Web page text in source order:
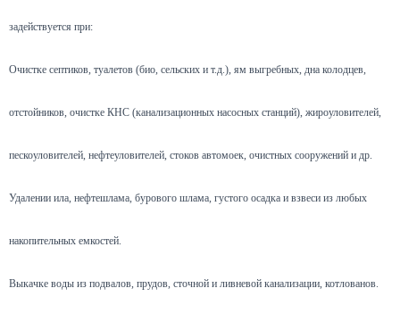
задействуется при:
Очистке септиков, туалетов (био, сельских и т.д.), ям выгребных, дна колодцев,
отстойников, очистке КНС (канализационных насосных станций), жироуловителей,
пескоуловителей, нефтеуловителей, стоков автомоек, очистных сооружений и др.
Удалении ила, нефтешлама, бурового шлама, густого осадка и взвеси из любых
накопительных емкостей.
Выкачке воды из подвалов, прудов, сточной и ливневой канализации, котлованов.